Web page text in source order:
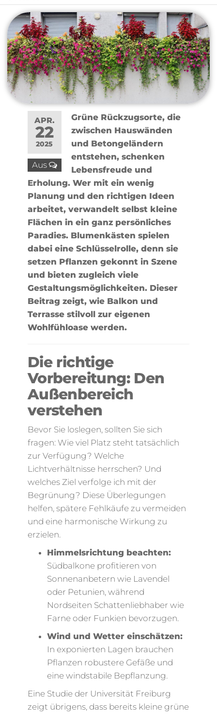
APR.
22
2025
Aus
Grüne Rückzugsorte, die
zwischen Hauswänden
und Betongeländern
entstehen, schenken
Lebensfreude und
Erholung. Wer mit ein wenig
Planung und den richtigen Ideen
arbeitet, verwandelt selbst kleine
Flächen in ein ganz persönliches
Paradies. Blumenkästen spielen
dabei eine Schlüsselrolle, denn sie
setzen Pflanzen gekonnt in Szene
und bieten zugleich viele
Gestaltungsmöglichkeiten. Dieser
Beitrag zeigt, wie Balkon und
Terrasse stilvoll zur eigenen
Wohlfühloase werden.
Die richtige
Vorbereitung: Den
Außenbereich
verstehen
Bevor Sie loslegen, sollten Sie sich
fragen: Wie viel Platz steht tatsächlich
zur Verfügung? Welche
Lichtverhältnisse herrschen? Und
welches Ziel verfolge ich mit der
Begrünung? Diese Überlegungen
helfen, spätere Fehlkäufe zu vermeiden
und eine harmonische Wirkung zu
erzielen.
Himmelsrichtung beachten:
Südbalkone profitieren von
Sonnenanbetern wie Lavendel
oder Petunien, während
Nordseiten Schattenliebhaber wie
Farne oder Funkien bevorzugen.
Wind und Wetter einschätzen:
In exponierten Lagen brauchen
Pflanzen robustere Gefäße und
eine windstabile Bepflanzung.
Eine Studie der Universität Freiburg
zeigt übrigens, dass bereits kleine grüne